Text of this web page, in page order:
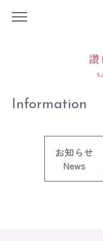
Information
お知らせ
News